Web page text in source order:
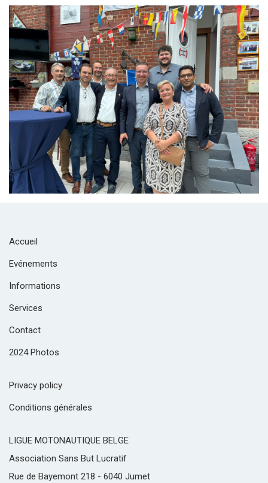
Branding
ARMCHAIR
Accueil
Evénements
Informations
Services
Contact
2024 Photos
Privacy policy
Conditions générales
LIGUE MOTONAUTIQUE BELGE
Association Sans But Lucratif
Rue de Bayemont 218 - 6040 Jumet